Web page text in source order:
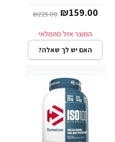
₪159.00
₪225.00
האם יש לך שאלה?